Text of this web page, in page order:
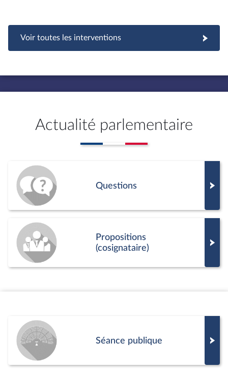
Voir toutes les interventions
Actualité parlementaire
Questions
Propositions
(cosignataire)
Séance publique